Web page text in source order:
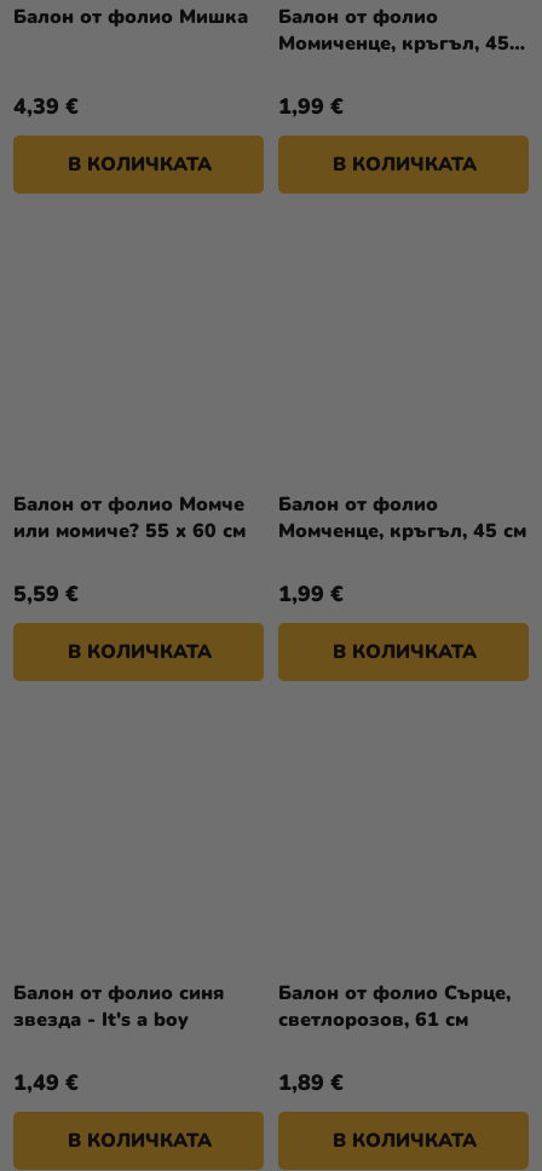
Балон от фолио Мишка
4,39 €
В КОЛИЧКАТА
Балон от фолио
Момиченце, кръгъл, 45
1,99 €
В КОЛИЧКАТА
Балон от фолио Момче
или момиче? 55 x 60 см
5,59 €
В КОЛИЧКАТА
Балон от фолио
Момченце, кръгъл, 45 см
1,99 €
В КОЛИЧКАТА
Балон от фолио синя
звезда - It's a boy
1,49 €
В КОЛИЧКАТА
Балон от фолио Сърце,
светлорозов, 61 см
1,89 €
В КОЛИЧКАТА